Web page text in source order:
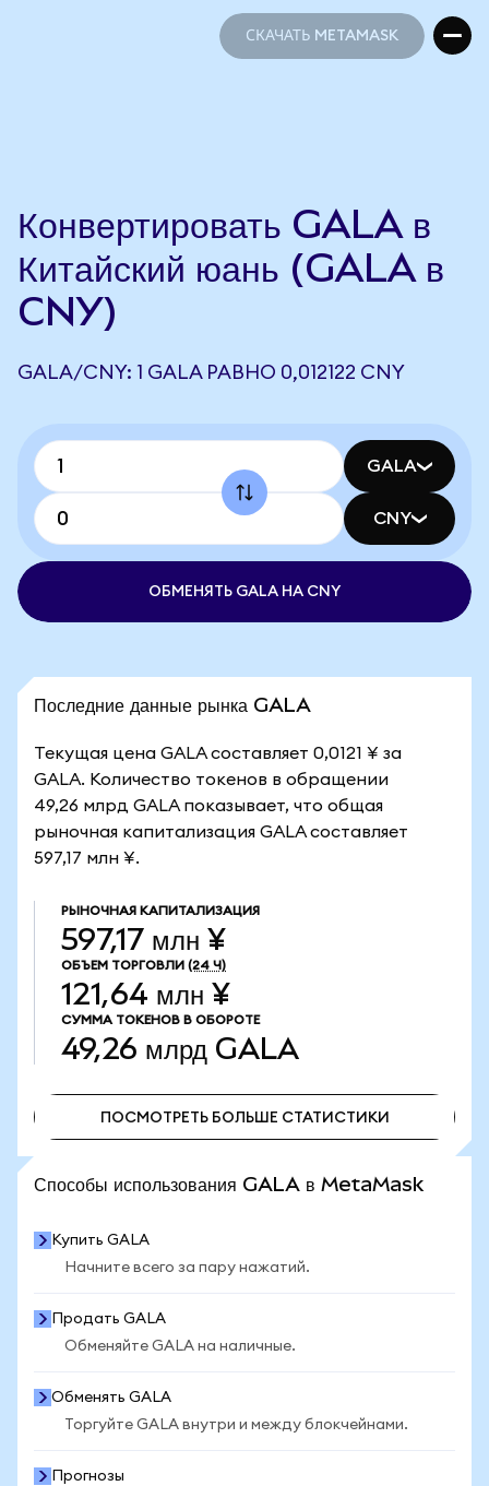
СКАЧАТЬ METAMASK
Конвертировать GALA в
Китайский юань (GALA в
CNY)
GALA/CNY: 1 GALA РАВНО 0,012122 CNY
GALA
CNY
ОБМЕНЯТЬ GALA НА CNY
Последние данные рынка GALA
Текущая цена GALA составляет 0,0121 ¥ за
GALA. Количество токенов в обращении
49,26 млрд GALA показывает, что общая
рыночная капитализация GALA составляет
597,17 млн ¥.
РЫНОЧНАЯ КАПИТАЛИЗАЦИЯ
597,17 млн ¥
ОБЪЕМ ТОРГОВЛИ (24 Ч)
121,64 млн ¥
СУММА ТОКЕНОВ В ОБОРОТЕ
49,26 млрд GALA
ПОСМОТРЕТЬ БОЛЬШЕ СТАТИСТИКИ
Способы использования GALA в MetaMask
Купить GALA
Начните всего за пару нажатий.
Продать GALA
Обменяйте GALA на наличные.
Обменять GALA
Торгуйте GALA внутри и между блокчейнами.
Прогнозы